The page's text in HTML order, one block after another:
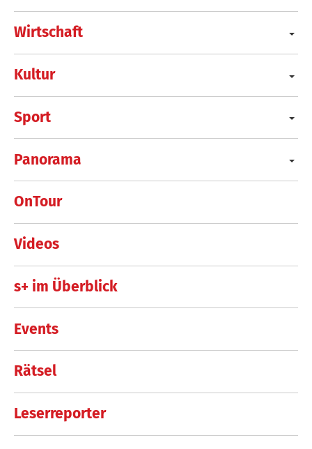
Wirtschaft
Kultur
Sport
Panorama
OnTour
Videos
s+ im Überblick
Events
Rätsel
Leserreporter